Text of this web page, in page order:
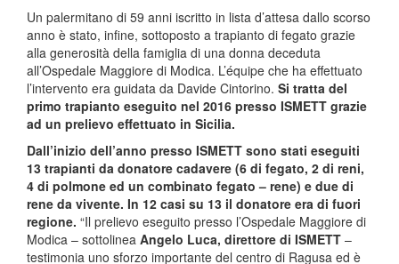
Un palermitano di 59 anni iscritto in lista d’attesa dallo scorso
anno è stato, infine, sottoposto a trapianto di fegato grazie
alla generosità della famiglia di una donna deceduta
all’Ospedale Maggiore di Modica. L’équipe che ha effettuato
l’intervento era guidata da Davide Cintorino. Si tratta del
primo trapianto eseguito nel 2016 presso ISMETT grazie
ad un prelievo effettuato in Sicilia.
Dall’inizio dell’anno presso ISMETT sono stati eseguiti
13 trapianti da donatore cadavere (6 di fegato, 2 di reni,
4 di polmone ed un combinato fegato – rene) e due di
rene da vivente. In 12 casi su 13 il donatore era di fuori
regione. “Il prelievo eseguito presso l’Ospedale Maggiore di
Modica – sottolinea Angelo Luca, direttore di ISMETT –
testimonia uno sforzo importante del centro di Ragusa ed è